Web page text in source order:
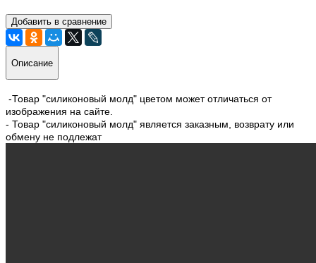
Добавить в сравнение
Описание
-Товар "силиконовый молд" цветом может отличаться от
изображения на сайте.
- Товар "силиконовый молд" является заказным, возврату или
обмену не подлежат